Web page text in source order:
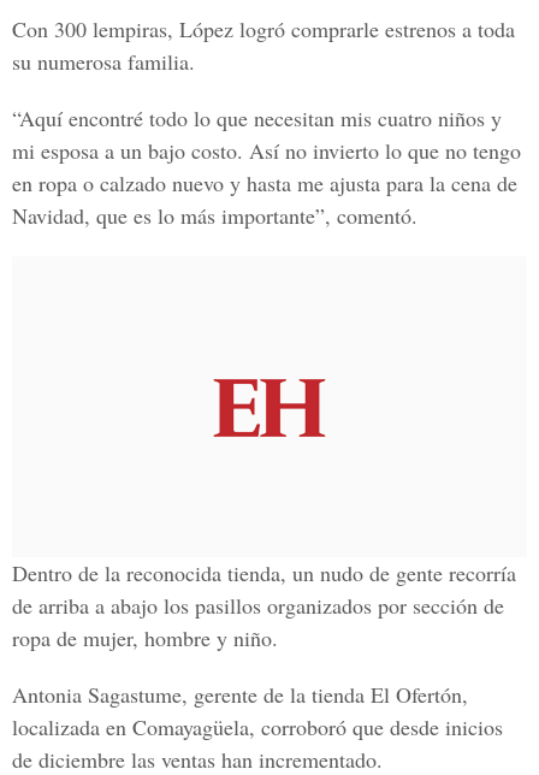
Con 300 lempiras, López logró comprarle estrenos a toda
su numerosa familia.
“Aquí encontré todo lo que necesitan mis cuatro niños y
mi esposa a un bajo costo. Así no invierto lo que no tengo
en ropa o calzado nuevo y hasta me ajusta para la cena de
Navidad, que es lo más importante”, comentó.
Dentro de la reconocida tienda, un nudo de gente recorría
de arriba a abajo los pasillos organizados por sección de
ropa de mujer, hombre y niño.
Antonia Sagastume, gerente de la tienda El Ofertón,
localizada en Comayagüela, corroboró que desde inicios
de diciembre las ventas han incrementado.